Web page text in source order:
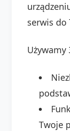
serwis do
Używamy
Twoje